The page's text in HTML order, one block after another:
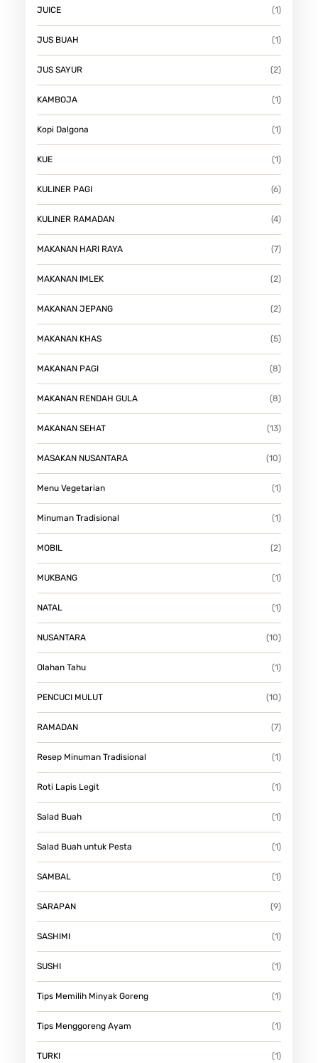
JUICE (1)
JUS BUAH (1)
JUS SAYUR (2)
KAMBOJA (1)
Kopi Dalgona (1)
KUE (1)
KULINER PAGI (6)
KULINER RAMADAN (4)
MAKANAN HARI RAYA (7)
MAKANAN IMLEK (2)
MAKANAN JEPANG (2)
MAKANAN KHAS (5)
MAKANAN PAGI (8)
MAKANAN RENDAH GULA (8)
MAKANAN SEHAT (13)
MASAKAN NUSANTARA (10)
Menu Vegetarian (1)
Minuman Tradisional (1)
MOBIL (2)
MUKBANG (1)
NATAL (1)
NUSANTARA (10)
Olahan Tahu (1)
PENCUCI MULUT (10)
RAMADAN (7)
Resep Minuman Tradisional (1)
Roti Lapis Legit (1)
Salad Buah (1)
Salad Buah untuk Pesta (1)
SAMBAL (1)
SARAPAN (9)
SASHIMI (1)
SUSHI (1)
Tips Memilih Minyak Goreng (1)
Tips Menggoreng Ayam (1)
TURKI (1)